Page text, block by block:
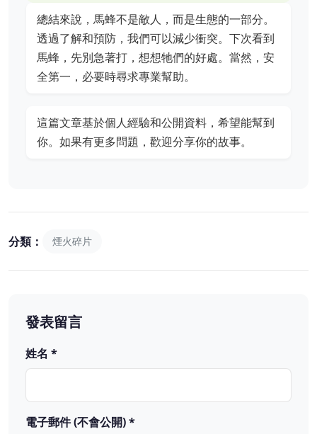
總結來說，馬蜂不是敵人，而是生態的一部分。
透過了解和預防，我們可以減少衝突。下次看到
馬蜂，先別急著打，想想牠們的好處。當然，安
全第一，必要時尋求專業幫助。
這篇文章基於個人經驗和公開資料，希望能幫到
你。如果有更多問題，歡迎分享你的故事。
分類： 煙火碎片
發表留言
姓名 *
電子郵件 (不會公開) *